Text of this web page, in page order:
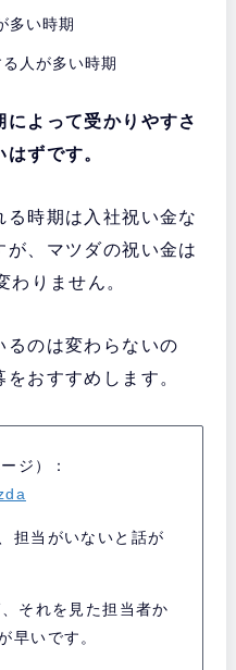
多い時期
人が多い時期
よって受かりやすさ
ずです。
る時期は入社祝い金な
が、マツダの祝い金は
わりません。
るのは変わらないの
おすすめします。
ジ）：
担当がいないと話が
それを見た担当者か
早いです。